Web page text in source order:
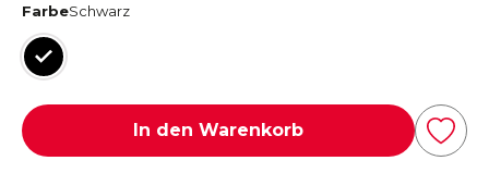
FarbeSchwarz
Schwarz
In den Warenkorb